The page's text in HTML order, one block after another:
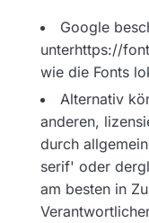
Google
unterhttps://
wie die Fonts
Alternativ
anderen,
durch
serif' oder
am besten in